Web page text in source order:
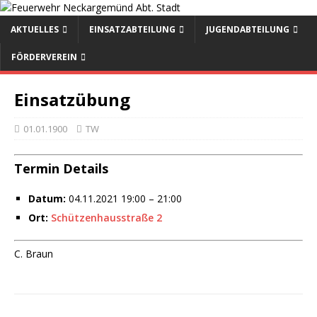
AKTUELLES EINSATZABTEILUNG JUGENDABTEILUNG
FÖRDERVEREIN
Einsatzübung
01.01.1900 TW
Termin Details
Datum: 04.11.2021 19:00 – 21:00
Ort: Schützenhausstraße 2
C. Braun